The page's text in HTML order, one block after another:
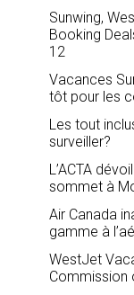
Sunwing,
Booking
12
Vacances
tôt pour les
Les tout
surveiller?
L’ACTA
sommet à
Air Canada
gamme à
WestJet
Commission